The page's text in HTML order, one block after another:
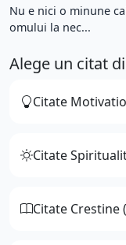
Nu e nici o minune
omului la nec...
Alege un citat
Citate
Citate
Citate Crestine